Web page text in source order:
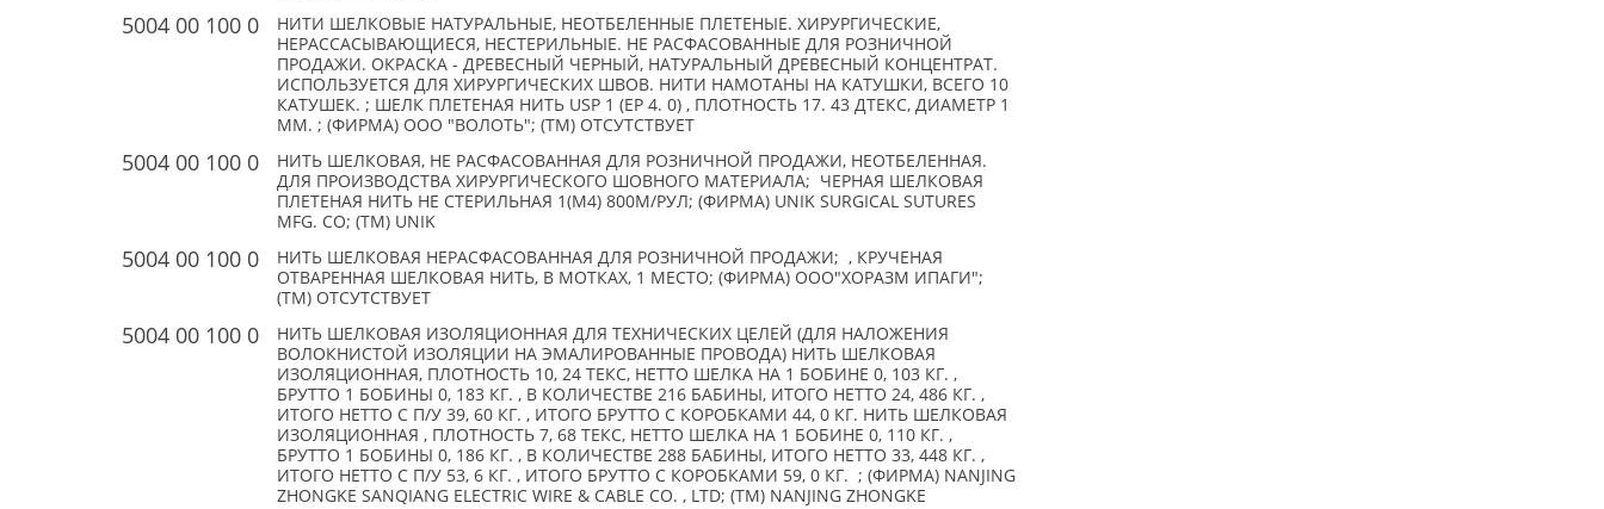
5004 00 100 0
НИТИ ШЕЛКОВЫЕ НАТУРАЛЬНЫЕ, НЕОТБЕЛЕННЫЕ ПЛЕТЕНЫЕ. ХИРУРГИЧЕСКИЕ,
НЕРАССАСЫВАЮЩИЕСЯ, НЕСТЕРИЛЬНЫЕ. НЕ РАСФАСОВАННЫЕ ДЛЯ РОЗНИЧНОЙ
ПРОДАЖИ. ОКРАСКА - ДРЕВЕСНЫЙ ЧЕРНЫЙ, НАТУРАЛЬНЫЙ ДРЕВЕСНЫЙ КОНЦЕНТРАТ.
ИСПОЛЬЗУЕТСЯ ДЛЯ ХИРУРГИЧЕСКИХ ШВОВ. НИТИ НАМОТАНЫ НА КАТУШКИ, ВСЕГО 10
КАТУШЕК. ; ШЕЛК ПЛЕТЕНАЯ НИТЬ USP 1 (EP 4. 0) , ПЛОТНОСТЬ 17. 43 ДТЕКС, ДИАМЕТР 1
ММ. ; (ФИРМА) ООО "ВОЛОТЬ"; (TM) ОТСУТСТВУЕТ
5004 00 100 0
НИТЬ ШЕЛКОВАЯ, НЕ РАСФАСОВАННАЯ ДЛЯ РОЗНИЧНОЙ ПРОДАЖИ, НЕОТБЕЛЕННАЯ.
ДЛЯ ПРОИЗВОДСТВА ХИРУРГИЧЕСКОГО ШОВНОГО МАТЕРИАЛА; ЧЕРНАЯ ШЕЛКОВАЯ
ПЛЕТЕНАЯ НИТЬ НЕ СТЕРИЛЬНАЯ 1(М4) 800М/РУЛ; (ФИРМА) UNIK SURGICAL SUTURES
MFG. CO; (TM) UNIK
5004 00 100 0
НИТЬ ШЕЛКОВАЯ НЕРАСФАСОВАННАЯ ДЛЯ РОЗНИЧНОЙ ПРОДАЖИ; , КРУЧЕНАЯ
ОТВАРЕННАЯ ШЕЛКОВАЯ НИТЬ, В МОТКАХ, 1 МЕСТО; (ФИРМА) ООО"ХОРАЗМ ИПАГИ";
(TM) ОТСУТСТВУЕТ
5004 00 100 0
НИТЬ ШЕЛКОВАЯ ИЗОЛЯЦИОННАЯ ДЛЯ ТЕХНИЧЕСКИХ ЦЕЛЕЙ (ДЛЯ НАЛОЖЕНИЯ
ВОЛОКНИСТОЙ ИЗОЛЯЦИИ НА ЭМАЛИРОВАННЫЕ ПРОВОДА) НИТЬ ШЕЛКОВАЯ
ИЗОЛЯЦИОННАЯ, ПЛОТНОСТЬ 10, 24 ТЕКС, НЕТТО ШЕЛКА НА 1 БОБИНЕ 0, 103 КГ. ,
БРУТТО 1 БОБИНЫ 0, 183 КГ. , В КОЛИЧЕСТВЕ 216 БАБИНЫ, ИТОГО НЕТТО 24, 486 КГ. ,
ИТОГО НЕТТО С П/У 39, 60 КГ. , ИТОГО БРУТТО С КОРОБКАМИ 44, 0 КГ. НИТЬ ШЕЛКОВАЯ
ИЗОЛЯЦИОННАЯ , ПЛОТНОСТЬ 7, 68 ТЕКС, НЕТТО ШЕЛКА НА 1 БОБИНЕ 0, 110 КГ. ,
БРУТТО 1 БОБИНЫ 0, 186 КГ. , В КОЛИЧЕСТВЕ 288 БАБИНЫ, ИТОГО НЕТТО 33, 448 КГ. ,
ИТОГО НЕТТО С П/У 53, 6 КГ. , ИТОГО БРУТТО С КОРОБКАМИ 59, 0 КГ. ; (ФИРМА) NANJING
ZHONGKE SANQIANG ELECTRIC WIRE & CABLE CO. , LTD; (TM) NANJING ZHONGKE